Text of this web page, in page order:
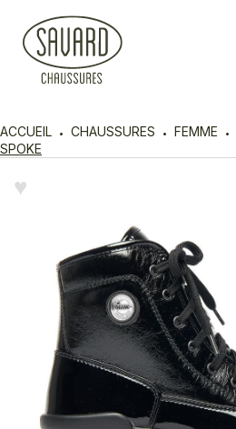
ACCUEIL CHAUSSURES FEMME
SPOKE
♥︎